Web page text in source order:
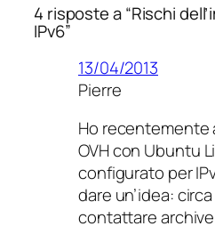
4 risposte a “Rischi
IPv6”
13/04/2013
Pierre
Ho recentemente
OVH con Ubuntu
configurato per
dare un’idea:
contattare